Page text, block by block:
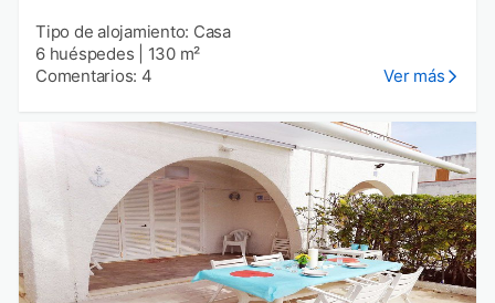
Tipo de alojamiento: Casa
6 huéspedes
130 m²
Comentarios: 4
Ver más